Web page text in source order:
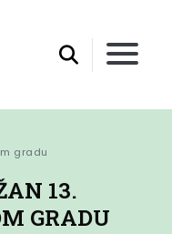
gradu
13.
GRADU